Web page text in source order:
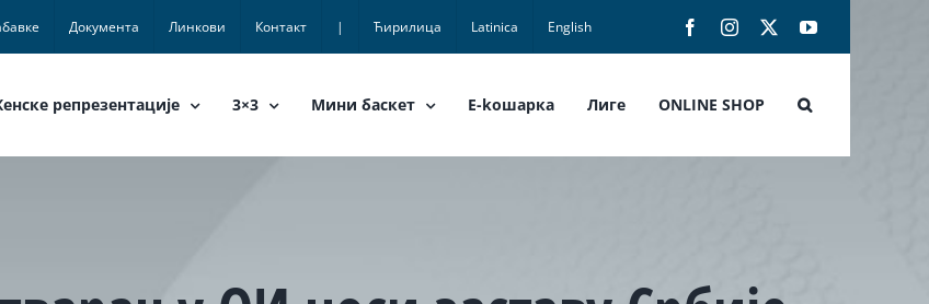
Документа Линкови Контакт | Ћирилица Latinica English FacebookInstagram YouTube
репрезентације 3×3 Мини баскет E-koшарка Лиге ONLINE SHOP